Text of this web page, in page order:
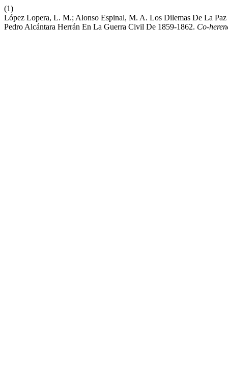
(1)
López Lopera, L. M.; Alonso Espinal, M. A. Los Dilemas De La
Pedro Alcántara Herrán En La Guerra Civil De 1859-1862. Co-